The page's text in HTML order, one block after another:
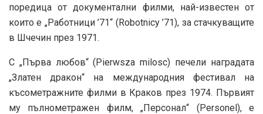
поредица от документални филми, най-известен от
които е „Работници ’71“ (Robotnicy ’71), за стачкуващите
в Шчечин през 1971.
С „Първа любов“ (Pierwsza milosc) печели наградата
„Златен дракон“ на международния фестивал на
късометражните филми в Краков през 1974. Първият
му пълнометражен филм, „Персонал“ (Personel), е